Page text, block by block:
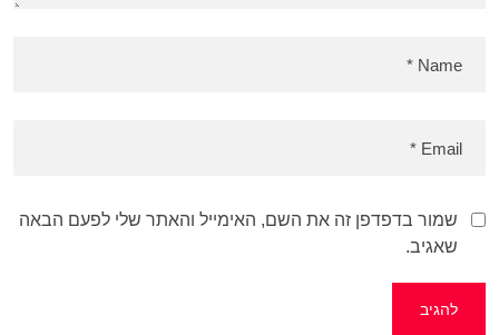
שמור בדפדפן זה את השם, האימייל והאתר שלי לפעם הבאה
שאגיב.